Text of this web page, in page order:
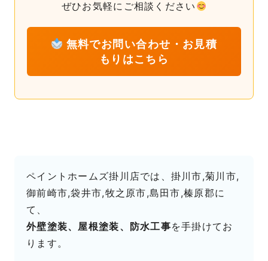
ぜひお気軽にご相談ください
無料でお問い合わせ・お見積
もりはこちら
ペイントホームズ掛川店では、掛川市,菊川市,
御前崎市,袋井市,牧之原市,島田市,榛原郡に
て、
外壁塗装、屋根塗装、防水工事を手掛けてお
ります。